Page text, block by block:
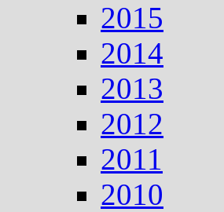
2015
2014
2013
2012
2011
2010